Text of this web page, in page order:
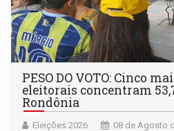
PESO DO VOTO: Cinco
eleitorais concentram
Rondônia
Eleições 2026 08 de Agosto